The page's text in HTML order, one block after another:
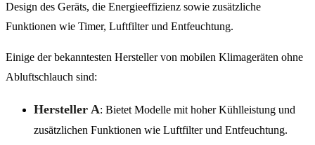
Design des Geräts, die Energieeffizienz sowie zusätzliche
Funktionen wie Timer, Luftfilter und Entfeuchtung.
Einige der bekanntesten Hersteller von mobilen Klimageräten ohne
Abluftschlauch sind:
Hersteller A: Bietet Modelle mit hoher Kühlleistung und
zusätzlichen Funktionen wie Luftfilter und Entfeuchtung.